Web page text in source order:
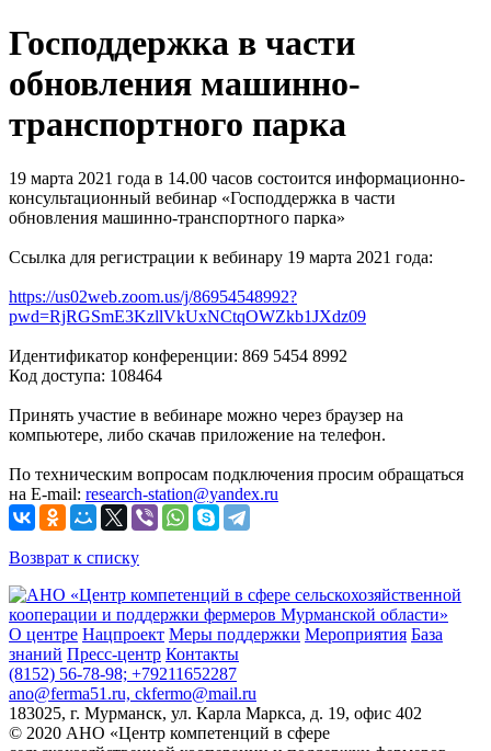
Господдержка в части
обновления машинно-
транспортного парка
19 марта 2021 года в 14.00 часов состоится информационно-
консультационный вебинар «Господдержка в части
обновления машинно-транспортного парка»
Ссылка для регистрации к вебинару 19 марта 2021 года:
https://us02web.zoom.us/j/86954548992?
pwd=RjRGSmE3KzllVkUxNCtqOWZkb1JXdz09
Идентификатор конференции: 869 5454 8992
Код доступа: 108464
Принять участие в вебинаре можно через браузер на
компьютере, либо скачав приложение на телефон.
По техническим вопросам подключения просим обращаться
на Е-mail: research-station@yandex.ru
Возврат к списку
О центре Нацпроект Меры поддержки Мероприятия База
знаний Пресс-центр Контакты
(8152) 56-78-98; +79211652287
ano@ferma51.ru, ckfermo@mail.ru
183025, г. Мурманск, ул. Карла Маркса, д. 19, офис 402
© 2020 АНО «Центр компетенций в сфере